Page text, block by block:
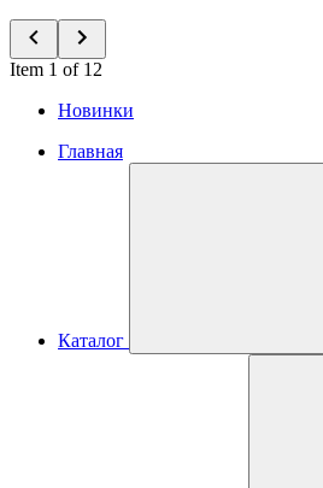
Item 1 of 12
Новинки
Главная
Каталог